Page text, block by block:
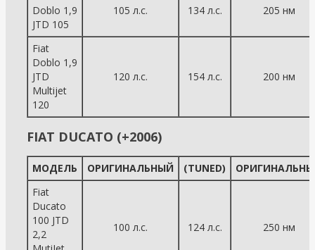
Doblo 1,9
JTD 105
105 л.с. 134 л.с. 205 нм
Fiat
Doblo 1,9
JTD
Multijet
120
120 л.с. 154 л.с. 200 нм
FIAT DUCATO (+2006)
МОДЕЛЬ ОРИГИНАЛЬНЫЙ (TUNED)
Fiat
Ducato
100 JTD
2,2
100 л.с. 124 л.с. 250 нм